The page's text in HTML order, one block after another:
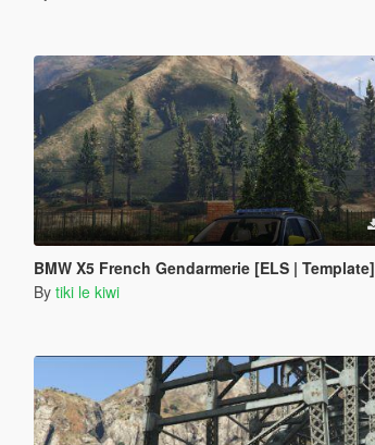
BMW X5 French Gendarmerie [ELS | Template]
By tiki le kiwi